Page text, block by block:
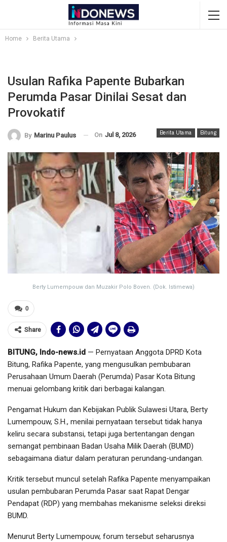
Home Berita Utama
Usulan Rafika Papente Bubarkan
Perumda Pasar Dinilai Sesat dan
Provokatif
Berita Utama Bitung
By Marinu Paulus On Jul 8, 2026
Berty Lumempouw dan Muzakir Polo Boven. (Dok. Istimewa)
0
Share
BITUNG, Indo-news.id — Pernyataan Anggota DPRD Kota
Bitung, Rafika Papente, yang mengusulkan pembubaran
Perusahaan Umum Daerah (Perumda) Pasar Kota Bitung
menuai gelombang kritik dari berbagai kalangan.
Pengamat Hukum dan Kebijakan Publik Sulawesi Utara, Berty
Lumempouw, S.H., menilai pernyataan tersebut tidak hanya
keliru secara substansi, tetapi juga bertentangan dengan
semangat pembinaan Badan Usaha Milik Daerah (BUMD)
sebagaimana diatur dalam peraturan perundang-undangan.
Kritik tersebut muncul setelah Rafika Papente menyampaikan
usulan pembubaran Perumda Pasar saat Rapat Dengar
Pendapat (RDP) yang membahas mekanisme seleksi direksi
BUMD.
Menurut Berty Lumempouw, forum tersebut seharusnya